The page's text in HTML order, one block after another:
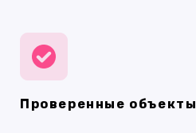
Проверенные объекты